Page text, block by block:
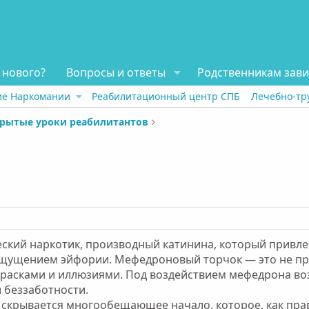
Вопросы и ответы Родственникам
Наркомании Реабилитационный центр СПБ
Лечебно-
уроки реабилитантов
наркотик, производный катинина, который
эйфории. Мефедроновый торчок — это не
и иллюзиями. Под воздействием мефедрона
беззаботности.
многообещающее начало, которое, как